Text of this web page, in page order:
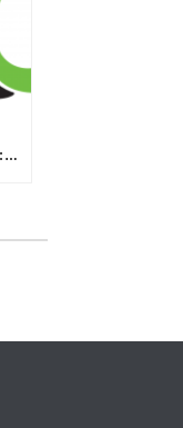
TRI HARD & TRAINING TWEAKS: NOG MEER AANDACHT VOOR WISSELCLINICS EN TRIATHLONTRAININGEN